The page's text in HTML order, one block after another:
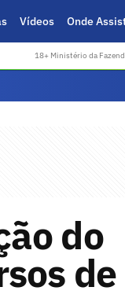
Vídeos Onde
18+ Ministério da
do
de